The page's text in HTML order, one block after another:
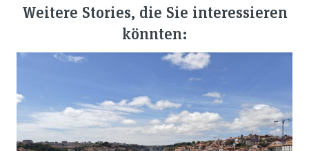
Weitere Stories, die Sie interessieren
könnten: